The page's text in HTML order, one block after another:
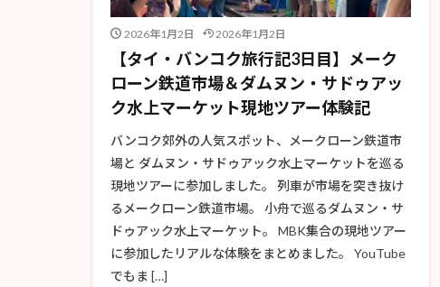
2026年1月2日 2026年1月2日
【タイ・バンコク旅行記3日目】メーク
ローン鉄道市場＆ダムヌン・サドゥアッ
ク水上マーケット現地ツアー体験記
バンコク郊外の人気スポット、メークローン鉄道市
場と ダムヌン・サドゥアック水上マーケットを巡る
現地ツアーに参加しました。 列車が市場を突き抜け
るメークローン鉄道市場。 小舟で巡るダムヌン・サ
ドゥアック水上マーケット。 MBK集合の現地ツアー
に参加したリアルな体験をまとめました。 YouTube
でもま […]